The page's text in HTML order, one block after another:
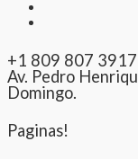
+1 809 807 3917
Av. Pedro
Domingo.
Paginas!